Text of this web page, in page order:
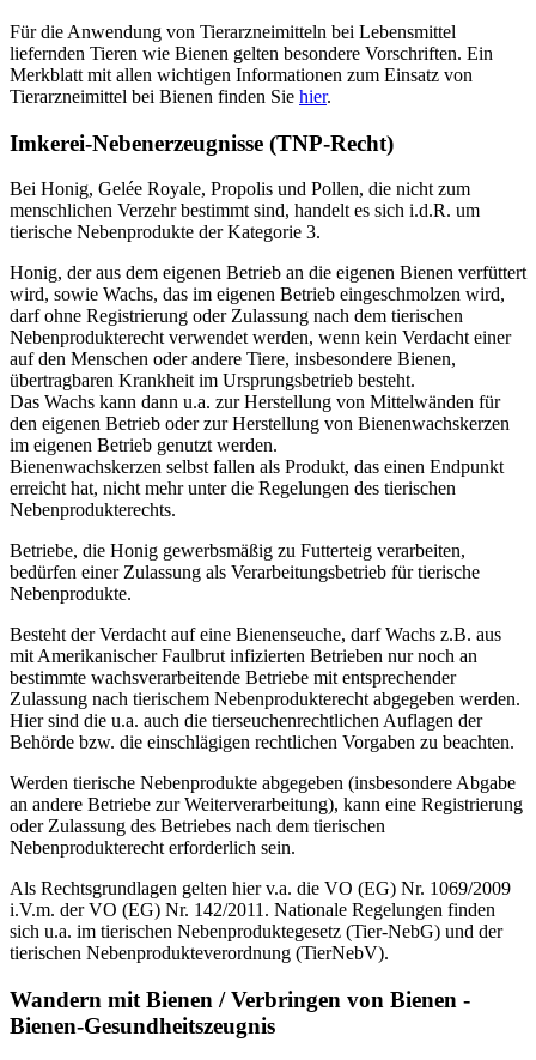
Für die Anwendung von Tierarzneimitteln bei Lebensmittel
liefernden Tieren wie Bienen gelten besondere Vorschriften. Ein
Merkblatt mit allen wichtigen Informationen zum Einsatz von
Tierarzneimittel bei Bienen finden Sie hier.
Imkerei-Nebenerzeugnisse (TNP-Recht)
Bei Honig, Gelée Royale, Propolis und Pollen, die nicht zum
menschlichen Verzehr bestimmt sind, handelt es sich i.d.R. um
tierische Nebenprodukte der Kategorie 3.
Honig, der aus dem eigenen Betrieb an die eigenen Bienen verfüttert
wird, sowie Wachs, das im eigenen Betrieb eingeschmolzen wird,
darf ohne Registrierung oder Zulassung nach dem tierischen
Nebenprodukterecht verwendet werden, wenn kein Verdacht einer
auf den Menschen oder andere Tiere, insbesondere Bienen,
übertragbaren Krankheit im Ursprungsbetrieb besteht.
Das Wachs kann dann u.a. zur Herstellung von Mittelwänden für
den eigenen Betrieb oder zur Herstellung von Bienenwachskerzen
im eigenen Betrieb genutzt werden.
Bienenwachskerzen selbst fallen als Produkt, das einen Endpunkt
erreicht hat, nicht mehr unter die Regelungen des tierischen
Nebenprodukterechts.
Betriebe, die Honig gewerbsmäßig zu Futterteig verarbeiten,
bedürfen einer Zulassung als Verarbeitungsbetrieb für tierische
Nebenprodukte.
Besteht der Verdacht auf eine Bienenseuche, darf Wachs z.B. aus
mit Amerikanischer Faulbrut infizierten Betrieben nur noch an
bestimmte wachsverarbeitende Betriebe mit entsprechender
Zulassung nach tierischem Nebenprodukterecht abgegeben werden.
Hier sind die u.a. auch die tierseuchenrechtlichen Auflagen der
Behörde bzw. die einschlägigen rechtlichen Vorgaben zu beachten.
Werden tierische Nebenprodukte abgegeben (insbesondere Abgabe
an andere Betriebe zur Weiterverarbeitung), kann eine Registrierung
oder Zulassung des Betriebes nach dem tierischen
Nebenprodukterecht erforderlich sein.
Als Rechtsgrundlagen gelten hier v.a. die VO (EG) Nr. 1069/2009
i.V.m. der VO (EG) Nr. 142/2011. Nationale Regelungen finden
sich u.a. im tierischen Nebenproduktegesetz (Tier-NebG) und der
tierischen Nebenprodukteverordnung (TierNebV).
Wandern mit Bienen / Verbringen von Bienen -
Bienen-Gesundheitszeugnis